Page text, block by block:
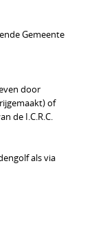
Gemeente
door
of
de I.C.R.C.
als via